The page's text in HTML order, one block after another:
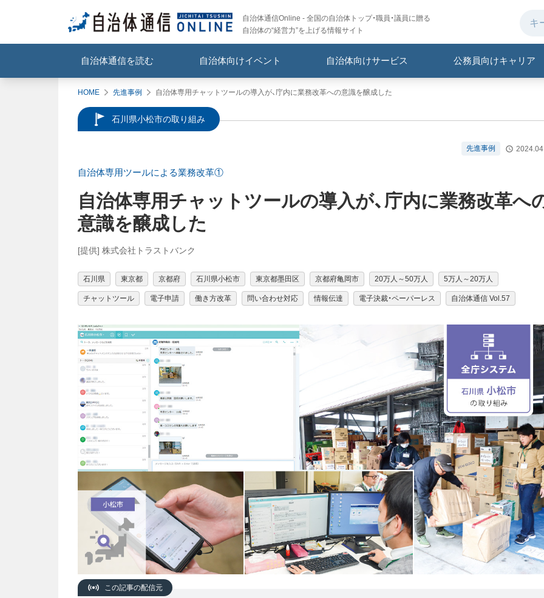
自治体通信Online - 全国の自治体トップ・職員・議員に贈る
自治体の“経営力”を上げる情報サイト
自治体通信を読む 自治体向けイベント 自治体向けサービス 公務員向けキャリア
HOME 先進事例 自治体専用チャットツールの導入が、庁内に業務改革への意識を醸成した
石川県小松市の取り組み
先進事例
自治体専用ツールによる業務改革①
自治体専用チャットツールの導入が、庁内に業務改革へ
意識を醸成した
[提供] 株式会社トラストバンク
石川県 東京都 京都府 石川県小松市 東京都墨田区 京都府亀岡市 20万人～50万人 5万人～20万人
チャットツール 電子申請 働き方改革 問い合わせ対応 情報伝達 電子決裁・ペーパーレス 自治体通信 Vol.57
この記事の配信元